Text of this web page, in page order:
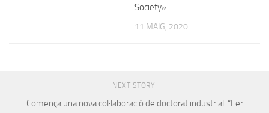
Society»
11 MAIG, 2020
NEXT STORY
Comença una nova col·laboració de doctorat industrial: “Fer